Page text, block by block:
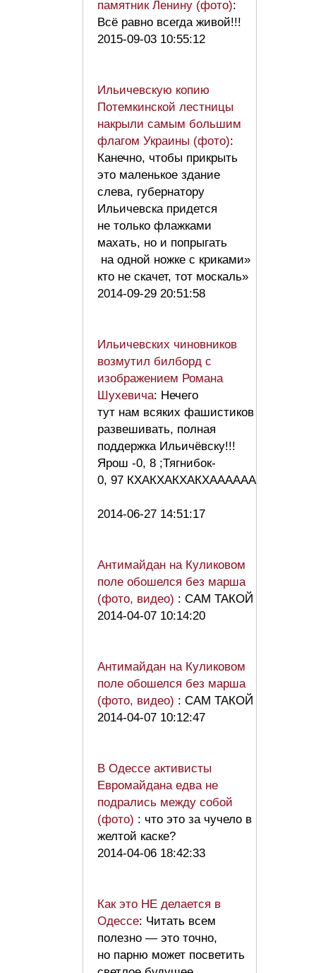
памятник Ленину (фото):
Всё равно всегда живой!!!
2015-09-03 10:55:12
Ильичевскую копию
Потемкинской лестницы
накрыли самым большим
флагом Украины (фото):
Канечно, чтобы прикрыть
это маленькое здание
слева, губернатору
Ильичевска придется
не только флажками
махать, но и попрыгать
на одной ножке с криками»
кто не скачет, тот москаль»
2014-09-29 20:51:58
Ильичевских чиновников
возмутил билборд с
изображением Романа
Шухевича: Нечего
тут нам всяких фашистиков
развешивать, полная
поддержка Ильичёвску!!!
Ярош -0, 8 ;Тягнибок-
0, 97 КХАКХАКХАКХАААААА
2014-06-27 14:51:17
Антимайдан на Куликовом
поле обошелся без марша
(фото, видео) : САМ ТАКОЙ
2014-04-07 10:14:20
Антимайдан на Куликовом
поле обошелся без марша
(фото, видео) : САМ ТАКОЙ
2014-04-07 10:12:47
В Одессе активисты
Евромайдана едва не
подрались между собой
(фото) : что это за чучело в
желтой каске?
2014-04-06 18:42:33
Как это НЕ делается в
Одессе: Читать всем
полезно — это точно,
но парню может посветить